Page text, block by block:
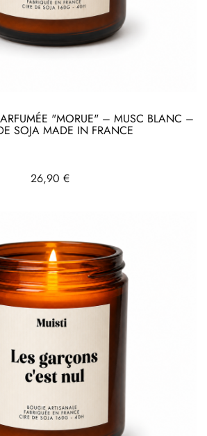
"MORUE" – MUSC BLANC –
SOJA MADE IN FRANCE
Prix
26,90 €